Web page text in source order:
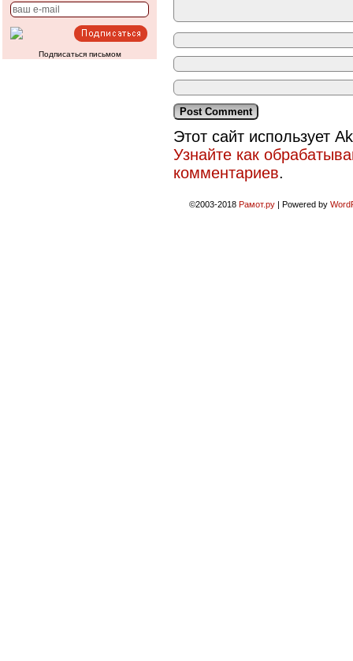
Подписаться письмом
Этот сайт использует
Узнайте как
комментариев.
©2003-2018 Рамот.ру | Powered by